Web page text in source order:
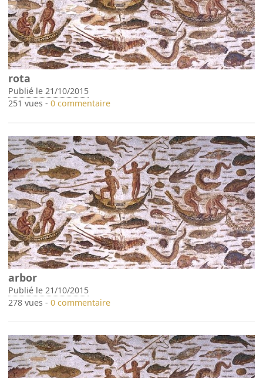
rota
Publié le 21/10/2015
251 vues -0 commentaire
arbor
Publié le 21/10/2015
278 vues -0 commentaire